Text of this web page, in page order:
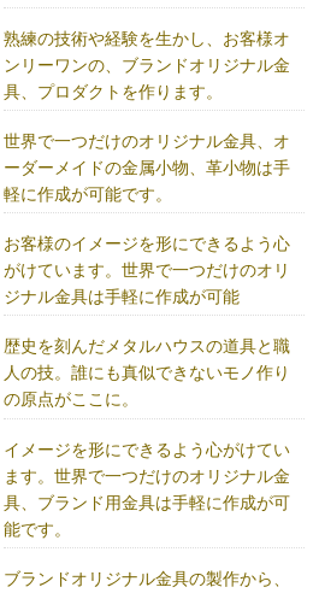
熟練の技術や経験を生かし、お客様オ
ンリーワンの、ブランドオリジナル金
具、プロダクトを作ります。
世界で一つだけのオリジナル金具、オ
ーダーメイドの金属小物、革小物は手
軽に作成が可能です。
お客様のイメージを形にできるよう心
がけています。世界で一つだけのオリ
ジナル金具は手軽に作成が可能
歴史を刻んだメタルハウスの道具と職
人の技。誰にも真似できないモノ作り
の原点がここに。
イメージを形にできるよう心がけてい
ます。世界で一つだけのオリジナル金
具、ブランド用金具は手軽に作成が可
能です。
ブランドオリジナル金具の製作から、